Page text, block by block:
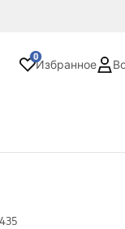
0
Избранное